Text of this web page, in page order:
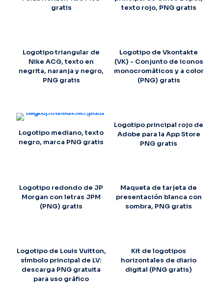
gratis
texto rojo, PNG gratis
Logotipo triangular de
Nike ACG, texto en
negrita, naranja y negro,
PNG gratis
Logotipo de Vkontakte
(VK) - Conjunto de iconos
monocromáticos y a color
(PNG) gratis
Logotipo mediano, texto
negro, marca PNG gratis
Logotipo principal rojo de
Adobe para la App Store
PNG gratis
Logotipo redondo de JP
Morgan con letras JPM
(PNG) gratis
Maqueta de tarjeta de
presentación blanca con
sombra, PNG gratis
Logotipo de Louis Vuitton,
símbolo principal de LV:
descarga PNG gratuita
para uso gráfico
Kit de logotipos
horizontales de diario
digital (PNG gratis)